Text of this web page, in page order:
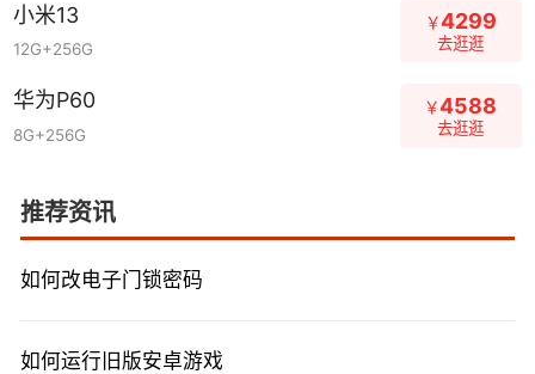
小米13
12G+256G
￥4299
去逛逛
华为P60
8G+256G
￥4588
去逛逛
推荐资讯
如何改电子门锁密码
如何运行旧版安卓游戏